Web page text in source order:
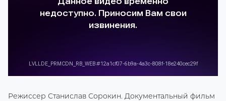
Режиссер Станислав Сорокин. Документальный фильм